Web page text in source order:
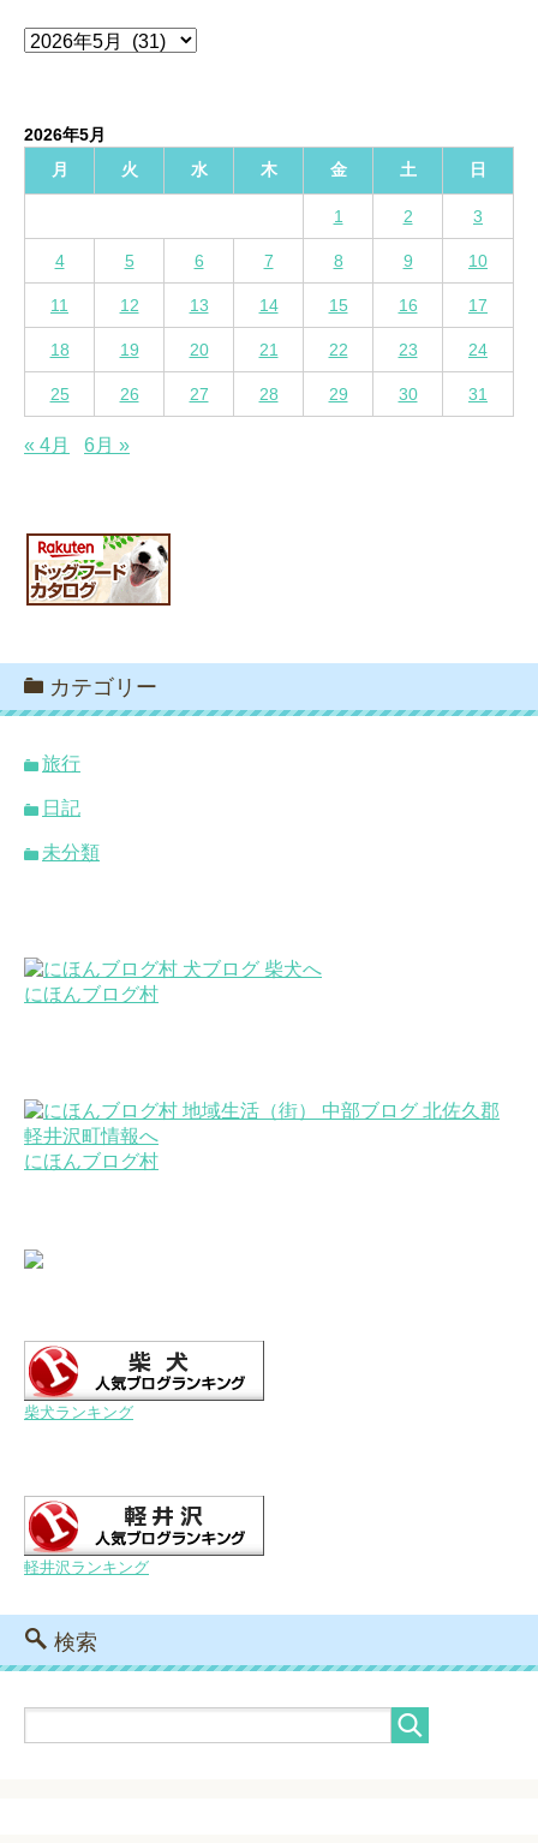
ア
ブ
2026年5月
月
火 水 木 金 土 日
1 2 3
4 5 6 7 8 9 10
11 12 13 14 15 16 17
18 19 20 21 22 23 24
25 26 27 28 29 30 31
« 4月 6月 »
カテゴリー
旅行
日記
未分類
にほんブログ村
にほんブログ村
柴犬ランキング
軽井沢ランキング
検索